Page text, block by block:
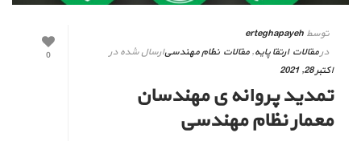
0
توسط erteghapayeh
درمقالات ارتقا پایه,مقالات نظام مهندسیارسال شده در
اکتبر 28, 2021
تمدید پروانه ی مهندسان
معمار نظام مهندسی